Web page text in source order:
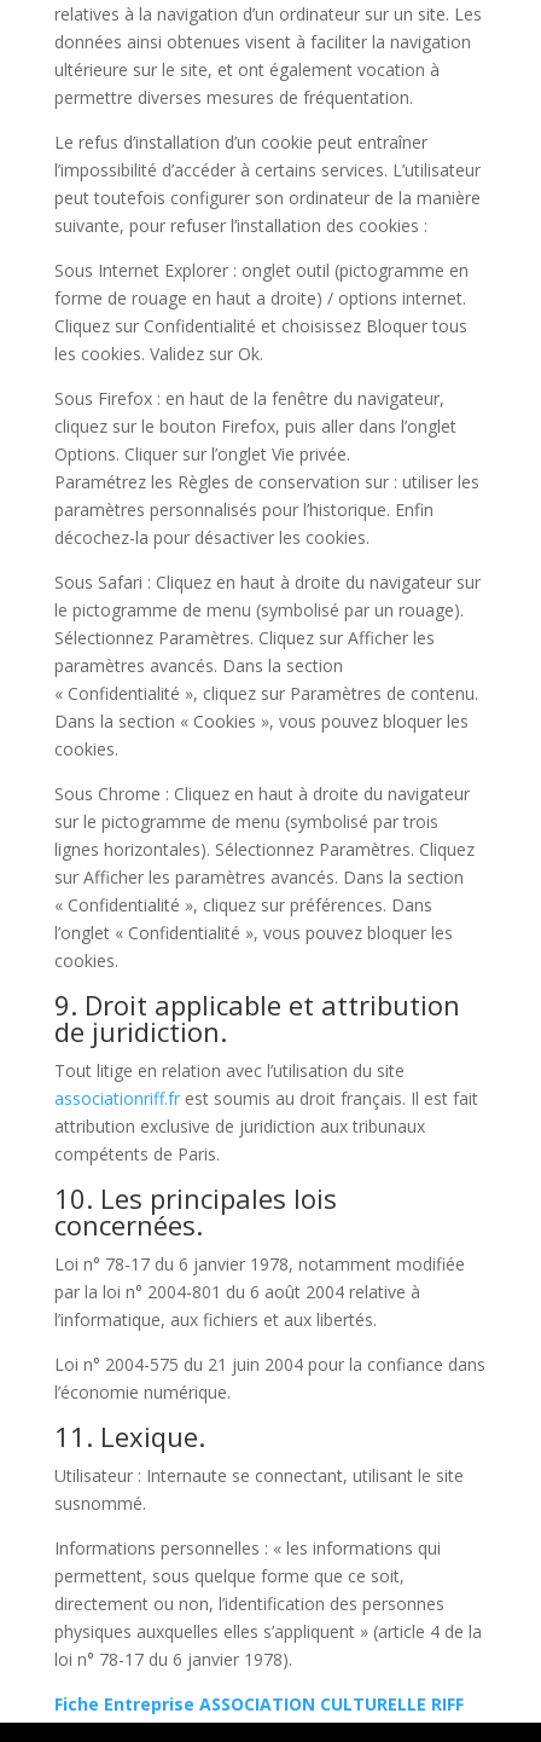
relatives à la navigation d’un ordinateur sur un site. Les
données ainsi obtenues visent à faciliter la navigation
ultérieure sur le site, et ont également vocation à
permettre diverses mesures de fréquentation.
Le refus d’installation d’un cookie peut entraîner
l’impossibilité d’accéder à certains services. L’utilisateur
peut toutefois configurer son ordinateur de la manière
suivante, pour refuser l’installation des cookies :
Sous Internet Explorer : onglet outil (pictogramme en
forme de rouage en haut a droite) / options internet.
Cliquez sur Confidentialité et choisissez Bloquer tous
les cookies. Validez sur Ok.
Sous Firefox : en haut de la fenêtre du navigateur,
cliquez sur le bouton Firefox, puis aller dans l’onglet
Options. Cliquer sur l’onglet Vie privée.
Paramétrez les Règles de conservation sur : utiliser les
paramètres personnalisés pour l’historique. Enfin
décochez-la pour désactiver les cookies.
Sous Safari : Cliquez en haut à droite du navigateur sur
le pictogramme de menu (symbolisé par un rouage).
Sélectionnez Paramètres. Cliquez sur Afficher les
paramètres avancés. Dans la section
« Confidentialité », cliquez sur Paramètres de contenu.
Dans la section « Cookies », vous pouvez bloquer les
cookies.
Sous Chrome : Cliquez en haut à droite du navigateur
sur le pictogramme de menu (symbolisé par trois
lignes horizontales). Sélectionnez Paramètres. Cliquez
sur Afficher les paramètres avancés. Dans la section
« Confidentialité », cliquez sur préférences. Dans
l’onglet « Confidentialité », vous pouvez bloquer les
cookies.
9. Droit applicable et attribution
de juridiction.
Tout litige en relation avec l’utilisation du site
associationriff.frest soumis au droit français. Il est fait
attribution exclusive de juridiction aux tribunaux
compétents de Paris.
10. Les principales lois
concernées.
Loi n° 78-17 du 6 janvier 1978, notamment modifiée
par la loi n° 2004-801 du 6 août 2004 relative à
l’informatique, aux fichiers et aux libertés.
Loi n° 2004-575 du 21 juin 2004 pour la confiance dans
l’économie numérique.
11. Lexique.
Utilisateur : Internaute se connectant, utilisant le site
susnommé.
Informations personnelles : « les informations qui
permettent, sous quelque forme que ce soit,
directement ou non, l’identification des personnes
physiques auxquelles elles s’appliquent » (article 4 de la
loi n° 78-17 du 6 janvier 1978).
Fiche Entreprise ASSOCIATION CULTURELLE RIFF